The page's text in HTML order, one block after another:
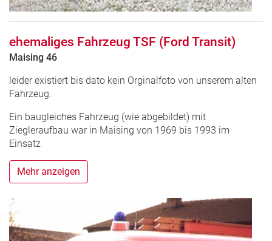
ehemaliges Fahrzeug TSF (Ford Transit)
Maising 46
leider existiert bis dato kein Orginalfoto von unserem alten
Fahrzeug.
Ein baugleiches Fahrzeug (wie abgebildet) mit
Ziegleraufbau war in Maising von 1969 bis 1993 im
Einsatz
Mehr anzeigen